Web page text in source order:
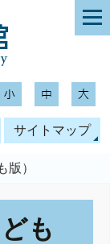
サイトマップ
版）
も